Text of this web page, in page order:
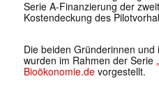
Serie A-Finanzierung der
Kostendeckung des
Die beiden Gründerinnen
wurden im Rahmen der Serie
Bioökonomie.devorgestellt.